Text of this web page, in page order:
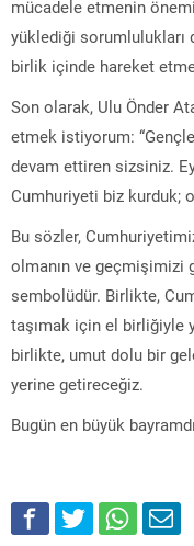
mücadele etmenin
yüklediği sorumlulukları
birlik içinde hareket
Son olarak, Ulu Önder
etmek istiyorum:
devam ettiren sizsiniz.
Cumhuriyeti biz kurduk;
Bu sözler,
olmanın ve geçmişimizi
sembolüdür. Birlikte,
taşımak için el birliğiyle
birlikte, umut dolu bir
yerine getireceğiz.
Bugün en büyük